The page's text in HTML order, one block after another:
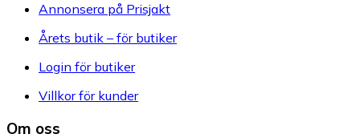
Annonsera på Prisjakt
Årets butik – för butiker
Login för butiker
Villkor för kunder
Om oss